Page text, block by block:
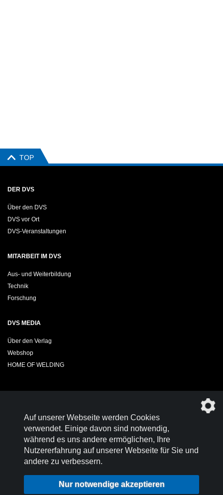
TOP
DER DVS
Über den DVS
DVS vor Ort
DVS-Veranstaltungen
MITARBEIT IM DVS
Aus- und Weiterbildung
Technik
Forschung
DVS MEDIA
Über den Verlag
Webshop
HOME OF WELDING
Werden SieMitglied im DVS!
Nutzungsbedingungen
Auf unserer Webseite werden Cookies
verwendet. Einige davon sind notwendig,
während es uns andere ermöglichen, Ihre
Nutzererfahrung auf unserer Webseite für Sie und
andere zu verbessern.
Nur notwendige akzeptieren